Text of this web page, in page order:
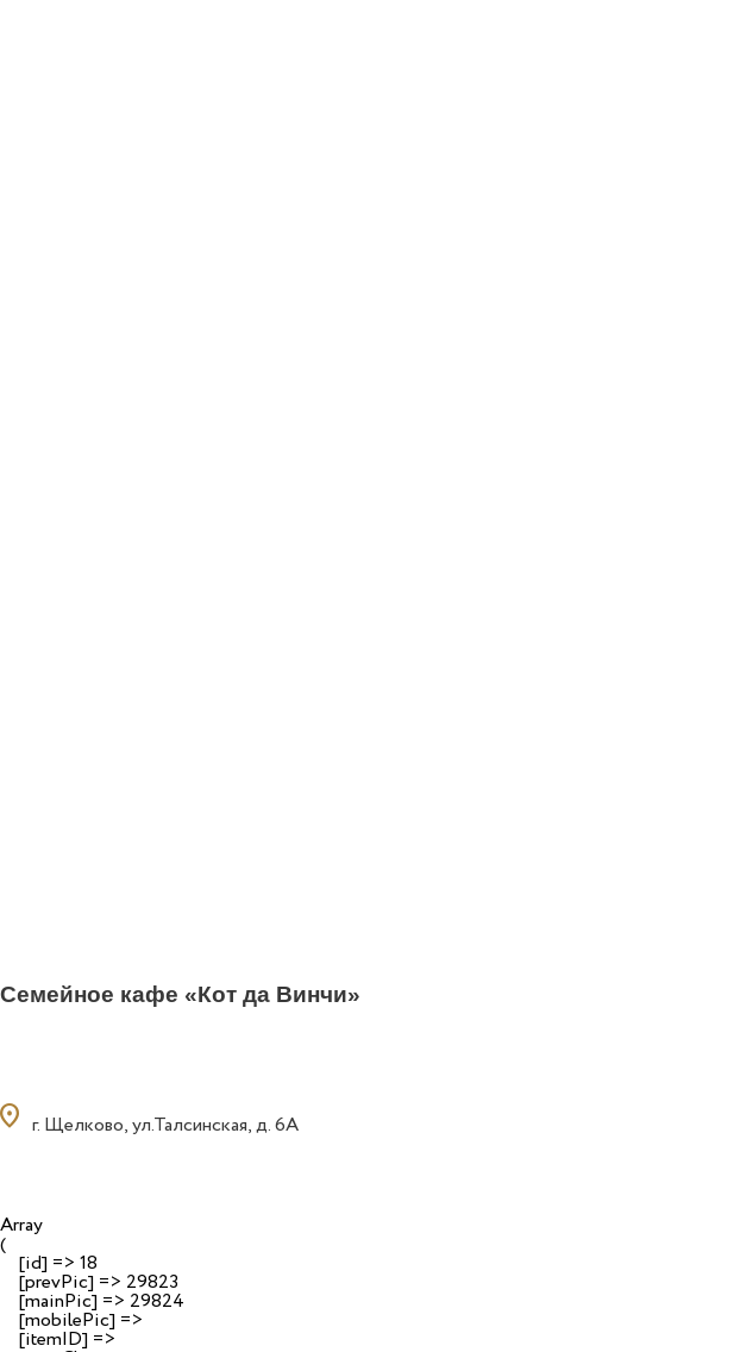
Семейное кафе «Кот да Винчи»
г. Щелково, ул.Талсинская, д. 6А
Array
(
    [id] => 18
    [prevPic] => 29823
    [mainPic] => 29824
    [mobilePic] =>
    [itemID] =>